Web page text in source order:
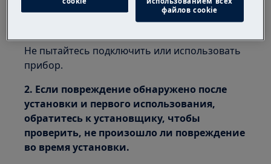
не произошло ли повреждение во время
Не пытайтесь подключить или использовать
прибор.
2. Если повреждение обнаружено после
установки и первого использования,
обратитесь к установщику, чтобы
проверить, не произошло ли повреждение
во время установки.
файлов cookie